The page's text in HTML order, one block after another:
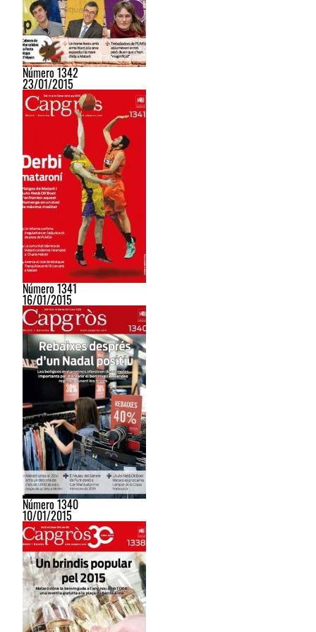
Número 1342
23/01/2015
Número 1341
16/01/2015
Número 1340
10/01/2015